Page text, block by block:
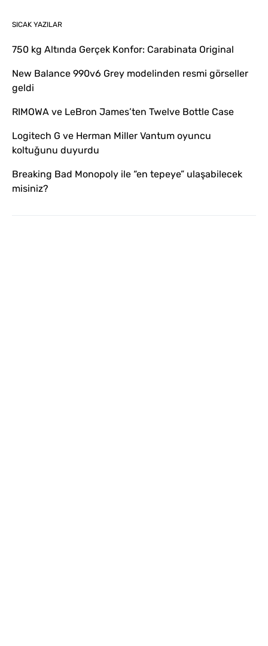
SICAK YAZILAR
750 kg Altında Gerçek Konfor: Carabinata Original
New Balance 990v6 Grey modelinden resmi görseller
geldi
RIMOWA ve LeBron James’ten Twelve Bottle Case
Logitech G ve Herman Miller Vantum oyuncu
koltuğunu duyurdu
Breaking Bad Monopoly ile “en tepeye” ulaşabilecek
misiniz?